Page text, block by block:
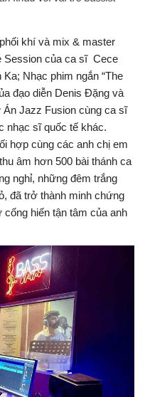
khí và mix & master
Session của ca sĩ Cece
Nhạc phim ngắn “The
đạo diễn Denis Đặng và
Jazz Fusion cùng ca sĩ
nhạc sĩ quốc tế khác.
hợp cùng các anh chị em
âm hơn 500 bài thánh ca
nghỉ, những đêm trắng
đã trở thành minh chứng
hiến tận tâm của anh